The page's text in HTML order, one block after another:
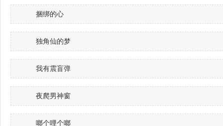
捆绑的心
独角仙的梦
我有震盲弹
夜爬男神窗
啷个哩个啷